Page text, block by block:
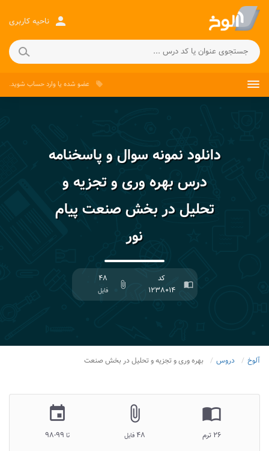
person ناحیه کاربری
local_offer عضو شده یاوارد حساب شوید.
دانلود نمونه سوال و پاسخنامه
درس بهره وری و تجزیه و
تحلیل در بخش صنعت پیام
نور
import_contacts
کد
۱۲۳۸۰۱۴
attach_file
۴۸
فایل
آلوخ دروس بهره وری و تجزیه و تحلیل در بخش صنعت
import_contacts
۲۶ ترم
attach_file
۴۸ فایل
insert_invitation
تا